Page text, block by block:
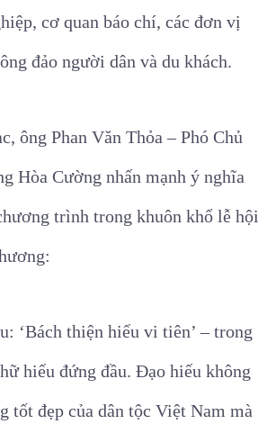
cơ quan báo chí, các đơn vị
đảo người dân và du khách.
ông Phan Văn Thỏa – Phó Chủ
Hòa Cường nhấn mạnh ý nghĩa
trình trong khuôn khổ lễ hội
‘Bách thiện hiếu vi tiên’ – trong
hiếu đứng đầu. Đạo hiếu không
tốt đẹp của dân tộc Việt Nam mà